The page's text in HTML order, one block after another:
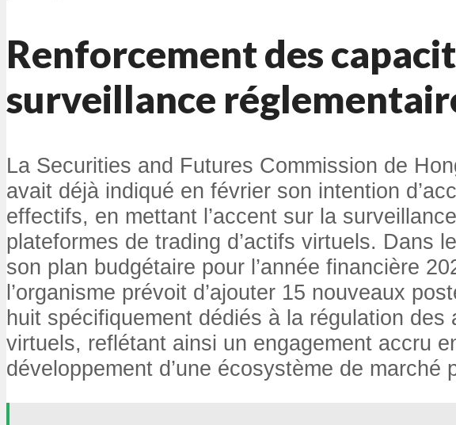
Renforcement des
surveillance
La Securities and Futures Commission de
avait déjà indiqué en février son intention
effectifs, en mettant l’accent sur la
plateformes de trading d’actifs virtuels. Dans
son plan budgétaire pour l’année financière
l’organisme prévoit d’ajouter 15 nouveaux
huit spécifiquement dédiés à la régulation des
virtuels, reflétant ainsi un engagement accru
développement d’une écosystème de marché